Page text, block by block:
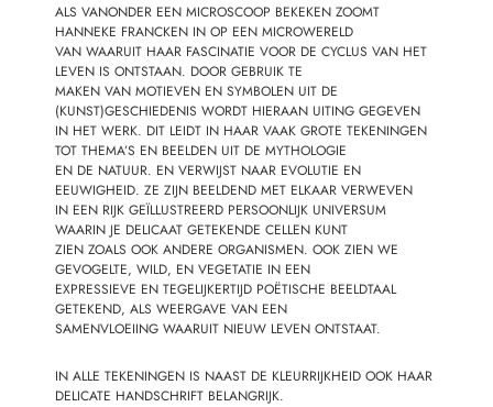
ALS VANONDER EEN MICROSCOOP BEKEKEN ZOOMT
HANNEKE FRANCKEN IN OP EEN MICROWERELD
VAN WAARUIT HAAR FASCINATIE VOOR DE CYCLUS VAN HET
LEVEN IS ONTSTAAN. DOOR GEBRUIK TE
MAKEN VAN MOTIEVEN EN SYMBOLEN UIT DE
(KUNST)GESCHIEDENIS WORDT HIERAAN UITING GEGEVEN
IN HET WERK. DIT LEIDT IN HAAR VAAK GROTE TEKENINGEN
TOT THEMA’S EN BEELDEN UIT DE MYTHOLOGIE
EN DE NATUUR. EN VERWIJST NAAR EVOLUTIE EN
EEUWIGHEID. ZE ZIJN BEELDEND MET ELKAAR VERWEVEN
IN EEN RIJK GEÏLLUSTREERD PERSOONLIJK UNIVERSUM
WAARIN JE DELICAAT GETEKENDE CELLEN KUNT
ZIEN ZOALS OOK ANDERE ORGANISMEN. OOK ZIEN WE
GEVOGELTE, WILD, EN VEGETATIE IN EEN
EXPRESSIEVE EN TEGELIJKERTIJD POËTISCHE BEELDTAAL
GETEKEND, ALS WEERGAVE VAN EEN
SAMENVLOEIING WAARUIT NIEUW LEVEN ONTSTAAT.
IN ALLE TEKENINGEN IS NAAST DE KLEURRIJKHEID OOK HAAR
DELICATE HANDSCHRIFT BELANGRIJK.